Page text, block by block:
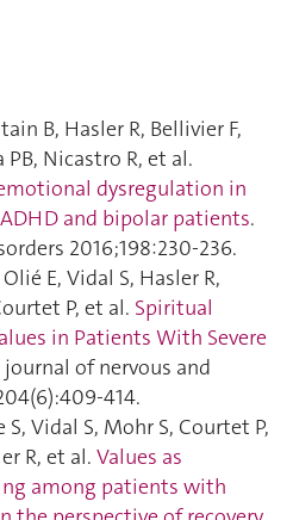
B, Hasler R, Bellivier F,
PB, Nicastro R, et al.
dysregulation in
and bipolar patients.
2016;198:230‑236.
E, Vidal S, Hasler R,
P, et al. Spiritual
in Patients With Severe
journal of nervous and
Vidal S, Mohr S, Courtet P,
R, et al. Values as
among patients with